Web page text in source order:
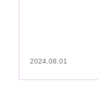
2024.08.01